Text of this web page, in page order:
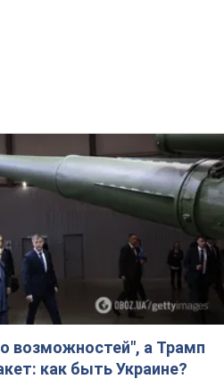
возможностей", а Трамп
как быть Украине?